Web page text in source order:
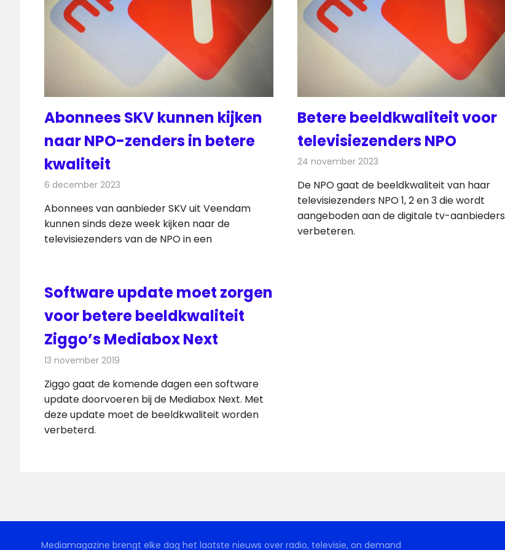
Abonnees SKV kunnen kijken
naar NPO-zenders in betere
kwaliteit
6 december 2023
Abonnees van aanbieder SKV uit Veendam
kunnen sinds deze week kijken naar de
televisiezenders van de NPO in een
Betere beeldkwaliteit voor
televisiezenders NPO
24 november 2023
De NPO gaat de beeldkwaliteit van haar
televisiezenders NPO 1, 2 en 3 die wordt
aangeboden aan de digitale tv-aanbieders
verbeteren.
Software update moet zorgen
voor betere beeldkwaliteit
Ziggo’s Mediabox Next
13 november 2019
Ziggo gaat de komende dagen een software
update doorvoeren bij de Mediabox Next. Met
deze update moet de beeldkwaliteit worden
verbeterd.
Mediamagazine brengt elke dag het laatste nieuws over radio, televisie, on demand